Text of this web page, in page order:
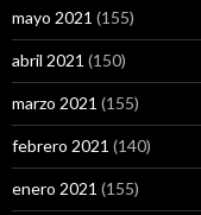
mayo 2021 (155)
abril 2021 (150)
marzo 2021 (155)
febrero 2021 (140)
enero 2021 (155)